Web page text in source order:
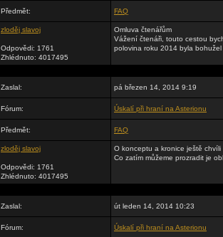
Předmět: FAQ
zloděj slavoj
Odpovědi: 1761
Zhlédnuto: 4017495
Omluva čtenářům
Vážení čtenáři, touto cestou
polovina roku 2014 byla
Zaslal: pá březen 14, 2014 9:19
Fórum: Úskalí při hraní na Asterionu
Předmět: FAQ
zloděj slavoj
Odpovědi: 1761
Zhlédnuto: 4017495
O konceptu a kronice ještě
Co zatím můžeme prozradit je
Zaslal: út leden 14, 2014 10:23
Fórum: Úskalí při hraní na Asterionu